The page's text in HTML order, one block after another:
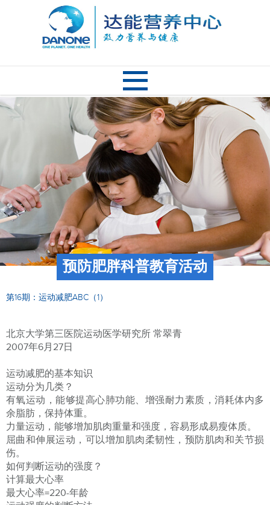
预防肥胖科普教育活动
第16期：运动减肥ABC（1）
北京大学第三医院运动医学研究所 常翠青
2007年6月27日
运动减肥的基本知识
运动分为几类？
有氧运动，能够提高心肺功能、增强耐力素质，消耗体内多
余脂肪，保持体重。
力量运动，能够增加肌肉重量和强度，容易形成易瘦体质。
屈曲和伸展运动，可以增加肌肉柔韧性，预防肌肉和关节损
伤。
如何判断运动的强度？
计算最大心率
最大心率=220-年龄